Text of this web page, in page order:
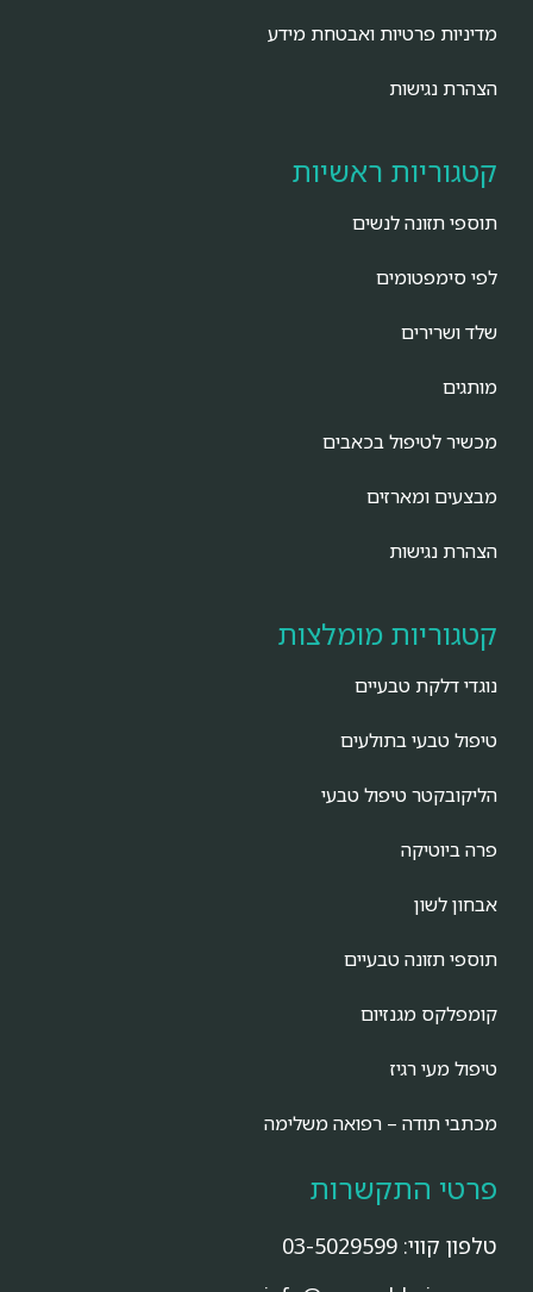
מדיניות פרטיות ואבטחת מידע
הצהרת נגישות
קטגוריות ראשיות
תוספי תזונה לנשים
לפי סימפטומים
שלד ושרירים
מותגים
מכשיר לטיפול בכאבים
מבצעים ומארזים
הצהרת נגישות
קטגוריות מומלצות
נוגדי דלקת טבעיים
טיפול טבעי בתולעים
הליקובקטר טיפול טבעי
פרה ביוטיקה
אבחון לשון
תוספי תזונה טבעיים
קומפלקס מגנזיום
טיפול מעי רגיז
מכתבי תודה – רפואה משלימה
פרטי התקשרות
טלפון קווי: 03-5029599